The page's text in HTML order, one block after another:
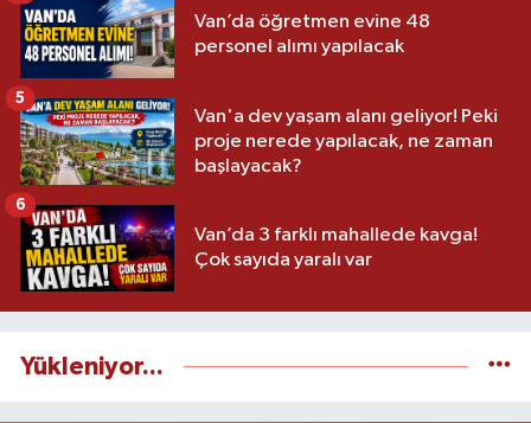
Van’da öğretmen evine 48
personel alımı yapılacak
Van'a dev yaşam alanı geliyor! Peki
proje nerede yapılacak, ne zaman
başlayacak?
5
Van’da 3 farklı mahallede kavga!
Çok sayıda yaralı var
6
Yükleniyor...